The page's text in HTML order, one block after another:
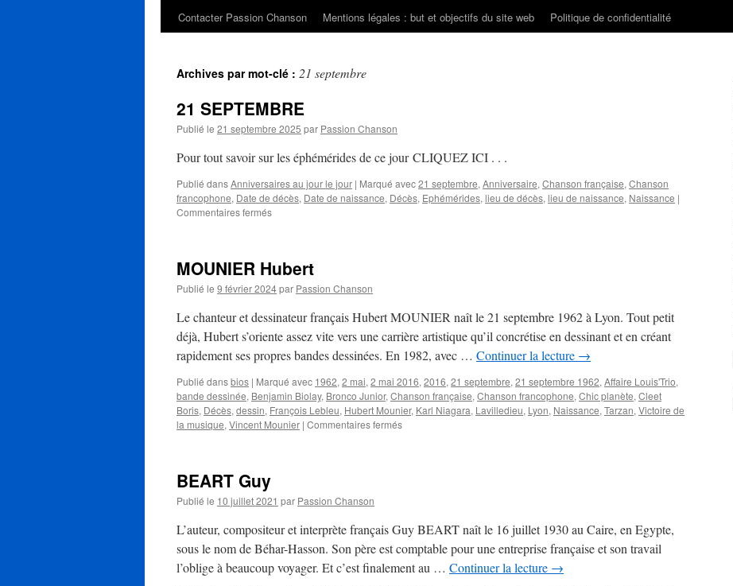
Contacter Passion Chanson
Mentions légales : but et objectifs du site web Politique de confidentialité
Archives par mot-clé : 21 septembre
21 SEPTEMBRE
Publié le 21 septembre 2025 par Passion Chanson
Pour tout savoir sur les éphémérides de ce jour CLIQUEZ ICI . . .
Publié dansAnniversaires au jour le jour | Marqué avec21 septembre, Anniversaire, Chanson française, Chanson
francophone, Date de décès, Date de naissance, Décès, Ephémérides, lieu de décès, lieu de naissance, Naissance |
Commentaires ferméssur
MOUNIER Hubert
Publié le 9 février 2024par Passion Chanson
Le chanteur et dessinateur français Hubert MOUNIER naît le 21 septembre 1962 à Lyon. Tout petit
déjà, Hubert s’oriente assez vite vers une carrière artistique qu’il concrétise en dessinant et en créant
rapidement ses propres bandes dessinées. En 1982, avec … Continuer la lecture →
Publié dansbios | Marqué avec 1962, 2 mai, 2 mai 2016, 2016, 21 septembre, 21 septembre 1962, Affaire Louis'Trio,
bande dessinée, Benjamin Biolay, Bronco Junior, Chanson française, Chanson francophone, Chic planète, Cleet
Boris, Décès, dessin, François Lebleu, Hubert Mounier, Karl Niagara, Lavilledieu, Lyon, Naissance, Tarzan, Victoire de
la musique, Vincent Mounier | Commentaires ferméssur
BEART Guy
Publié le 10 juillet 2021 par Passion Chanson
L’auteur, compositeur et interprète français Guy BEART naît le 16 juillet 1930 au Caire, en Egypte,
sous le nom de Béhar-Hasson. Son père est comptable pour une entreprise française et son travail
l’oblige à beaucoup voyager. Et c’est finalement au … Continuer la lecture →